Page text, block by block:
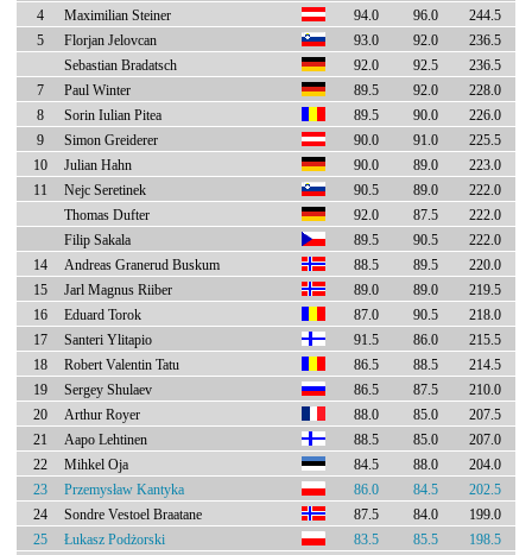
4
Maximilian Steiner 94.0 96.0
244.5
5
Florjan Jelovcan 93.0 92.0
236.5
Sebastian Bradatsch
92.0 92.5
236.5
7
Paul Winter 89.5 92.0
228.0
8
Sorin Iulian Pitea 89.5 90.0
226.0
9
Simon Greiderer 90.0 91.0
225.5
10
Julian Hahn 90.0 89.0
223.0
11
Nejc Seretinek 90.5 89.0
222.0
Thomas Dufter
92.0 87.5
222.0
Filip Sakala
89.5 90.5
222.0
14
Andreas Granerud Buskum 88.5 89.5
220.0
15
Jarl Magnus Riiber 89.0 89.0
219.5
16
Eduard Torok 87.0 90.5
218.0
17
Santeri Ylitapio 91.5 86.0
215.5
18
Robert Valentin Tatu 86.5 88.5
214.5
19
Sergey Shulaev 86.5 87.5
210.0
20
Arthur Royer 88.0 85.0
207.5
21
Aapo Lehtinen 88.5 85.0
207.0
22
Mihkel Oja 84.5 88.0
204.0
23
Przemysław Kantyka 86.0 84.5
202.5
24
Sondre Vestoel Braatane 87.5 84.0
199.0
25
Łukasz Podżorski 83.5 85.5
198.5